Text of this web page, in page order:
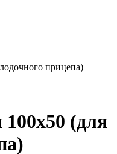
прицепа)
(для